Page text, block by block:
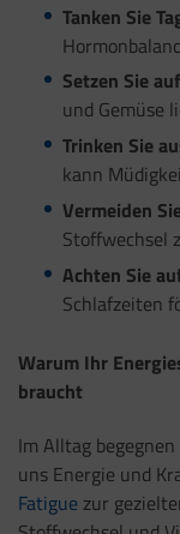
Tanken Sie
Setzen Sie
und Gemüse
Trinken Sie
kann
Vermeiden
Stoffwechsel
Achten Sie
Schlafzeiten
Warum Ihr
braucht
Im Alltag
uns Energie und
Fatigue zur